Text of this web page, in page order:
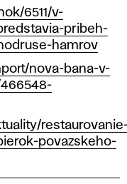
6511/v-
pribeh-
hamrov
nova-bana-v-
povazskeho-